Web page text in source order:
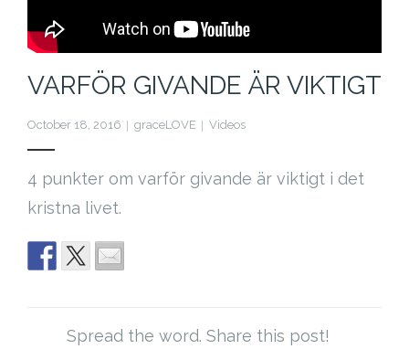
Kontakt
VARFÖR GIVANDE ÄR VIKTIGT
October 18, 2016 graceLOVE Videos
4 punkter om varför givande är viktigt i det
kristna livet.
Spread the word. Share this post!